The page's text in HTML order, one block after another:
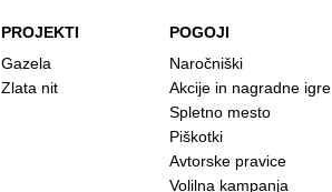
PROJEKTI
Gazela
Zlata nit
POGOJI
Naročniški
Akcije in nagradne igre
Spletno mesto
Piškotki
Avtorske pravice
Volilna kampanja